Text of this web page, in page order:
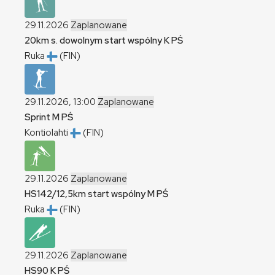
29.11.2026 Zaplanowane
20km s. dowolnym start wspólnyKPŚ
Ruka
(FIN)
29.11.2026, 13:00 Zaplanowane
Sprint MPŚ
Kontiolahti
(FIN)
29.11.2026 Zaplanowane
HS142/12,5km start wspólnyMPŚ
Ruka
(FIN)
29.11.2026 Zaplanowane
HS90KPŚ